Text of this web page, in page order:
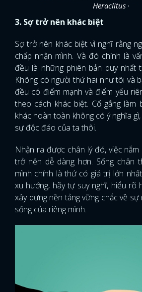
Heraclitus ·
3. Sợ trở nên khác biệt
Sợ trở nên khác biệt vì nghĩ rằng
chấp nhận mình. Và đó chính là
đều là những phiên bản duy nhất
Không có người thứ hai như tôi và
đều có điểm mạnh và điểm yếu
theo cách khác biệt. Cố gắng làm
khác hoàn toàn không có ý nghĩa
sự độc đáo của ta thôi.
Nhận ra được chân lý đó, việc
trở nên dễ dàng hơn. Sống chân
mình chính là thứ có giá trị lớn
xu hướng, hãy tự suy nghĩ, hiểu rõ
xây dựng nền tảng vững chắc về
sống của riêng mình.